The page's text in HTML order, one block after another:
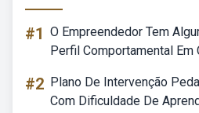
#1 O Empreendedor Tem
Perfil Comportamental Em
#2 Plano De Intervenção
Com Dificuldade De